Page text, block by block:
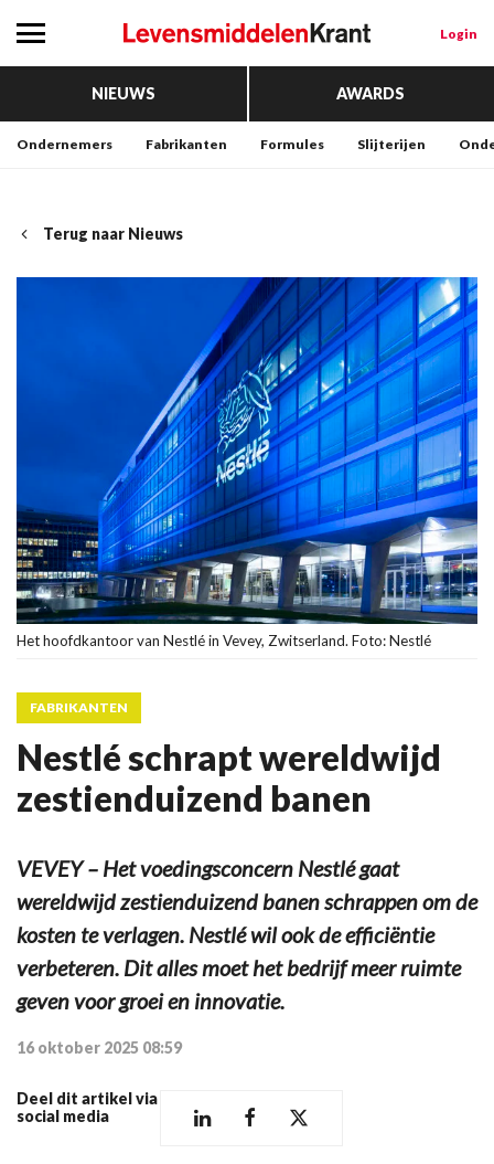
Login
NIEUWS AWARDS
Ondernemers Fabrikanten Formules Slijterijen
Terug naar Nieuws
Het hoofdkantoor van Nestlé in Vevey, Zwitserland. Foto: Nestlé
FABRIKANTEN
Nestlé schrapt wereldwijd
zestienduizend banen
VEVEY – Het voedingsconcern Nestlé gaat
wereldwijd zestienduizend banen schrappen om de
kosten te verlagen. Nestlé wil ook de efficiëntie
verbeteren. Dit alles moet het bedrijf meer ruimte
geven voor groei en innovatie.
16 oktober 2025 08:59
Deel dit artikel via
social media